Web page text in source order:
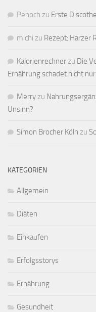
Penoch zu Erste
michi zu Rezept: Harzer
Kalorienrechnerzu Die
Ernährung schadet nicht
Merryzu
Unsinn?
Simon Brocher Köln zu
KATEGORIEN
Allgemein
Diäten
Einkaufen
Erfolgsstorys
Ernährung
Gesundheit